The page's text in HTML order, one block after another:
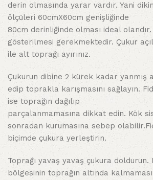
derin olmasında yarar vardır. Yani
ölçüleri 60cmX60cm genişliğinde
80cm derinliğinde olması ideal
gösterilmesi gerekmektedir. Çukur
ile alt toprağı ayırınız.
Çukurun dibine 2 kürek kadar yanmış
edip toprakla karışmasını sağlayın.
ise toprağın dağılıp
parçalanmamasına dikkat edin. Kök
sonradan kurumasına sebep
biçimde çukura yerleştirin.
Toprağı yavaş yavaş çukura doldurun.
bölgesinin toprağın altında